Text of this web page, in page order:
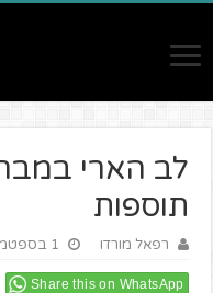
לב הארי
תוספות
רפאל מורדו 1 בספטמבר 2018
Share this on WhatsApp